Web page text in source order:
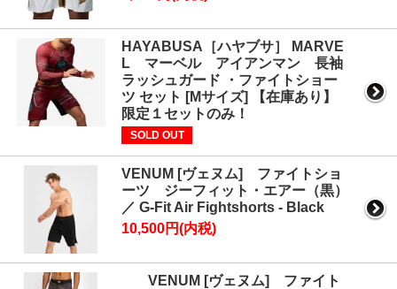
HAYABUSA［ハヤブサ］ MARVE
L マーベル アイアンマン 長袖
ラッシュガード ・ファイトショー
ツ セット [Mサイズ] 【在庫あり】
限定１セットのみ！
SOLD OUT
VENUM [ヴェヌム] ファイトショ
ーツ ジーフィット・エアー（黒）
／ G-Fit Air Fightshorts - Black
10,500円(内税)
VENUM [ヴェヌム] ファイト